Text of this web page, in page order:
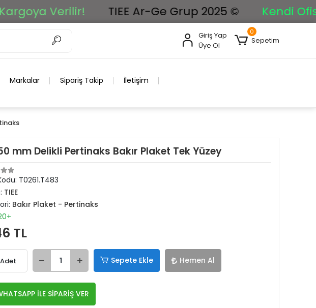
Verilir! TIEE Ar-Ge Grup 2025 © Kendi
Giriş Yap
Üye Ol
0
Sepetim
Markalar Sipariş Takip İletişim
mm Delikli Pertinaks Bakır Plaket Tek Yüzey
T0261.T483
TIEE
Bakır Plaket - Pertinaks
TL
Adet Sepete Ekle Hemen Al
İLE SİPARİŞ VER